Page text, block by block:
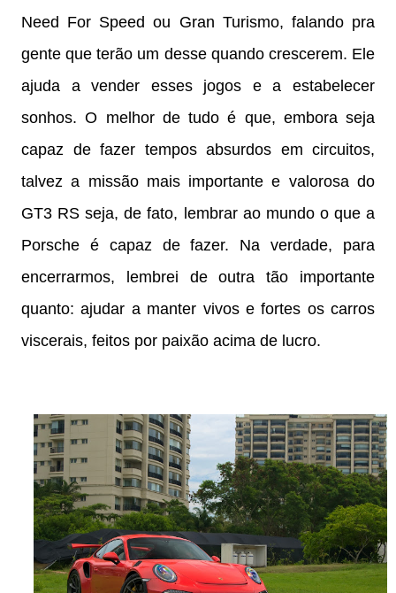
Need For Speed ou Gran Turismo, falando pra
gente que terão um desse quando crescerem. Ele
ajuda a vender esses jogos e a estabelecer
sonhos. O melhor de tudo é que, embora seja
capaz de fazer tempos absurdos em circuitos,
talvez a missão mais importante e valorosa do
GT3 RS seja, de fato, lembrar ao mundo o que a
Porsche é capaz de fazer. Na verdade, para
encerrarmos, lembrei de outra tão importante
quanto: ajudar a manter vivos e fortes os carros
viscerais, feitos por paixão acima de lucro.